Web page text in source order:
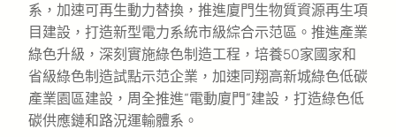
系，加速可再生動力替換，推進廈門生物質資源再生項
目建設，打造新型電力系統市級綜合示范區。推進產業
綠色升級，深刻實施綠色制造工程，培養50家國家和
省級綠色制造試點示范企業，加速同翔高新城綠色低碳
產業園區建設，周全推進“電動廈門”建設，打造綠色低
碳供應鏈和路況運輸體系。